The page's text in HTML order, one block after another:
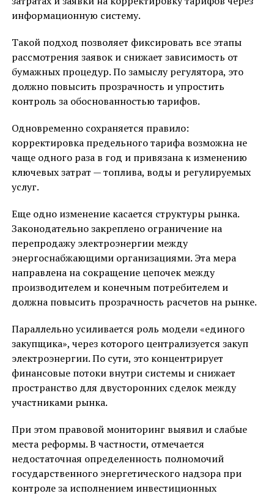
информационную систему.
Такой подход позволяет фиксировать все этапы
рассмотрения заявок и снижает зависимость от
бумажных процедур. По замыслу регулятора, это
должно повысить прозрачность и упростить
контроль за обоснованностью тарифов.
Одновременно сохраняется правило:
корректировка предельного тарифа возможна не
чаще одного раза в год и привязана к изменению
ключевых затрат — топлива, воды и регулируемых
услуг.
Еще одно изменение касается структуры рынка.
Законодательно закреплено ограничение на
перепродажу электроэнергии между
энергоснабжающими организациями. Эта мера
направлена на сокращение цепочек между
производителем и конечным потребителем и
должна повысить прозрачность расчетов на рынке.
Параллельно усиливается роль модели «единого
закупщика», через которого централизуется закуп
электроэнергии. По сути, это концентрирует
финансовые потоки внутри системы и снижает
пространство для двусторонних сделок между
участниками рынка.
При этом правовой мониторинг выявил и слабые
места реформы. В частности, отмечается
недостаточная определенность полномочий
государственного энергетического надзора при
контроле за исполнением инвестиционных